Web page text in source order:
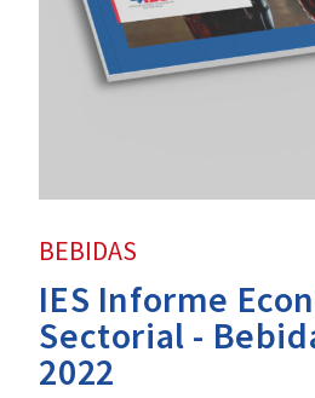
BEBIDAS
IES Informe
Sectorial -
2022